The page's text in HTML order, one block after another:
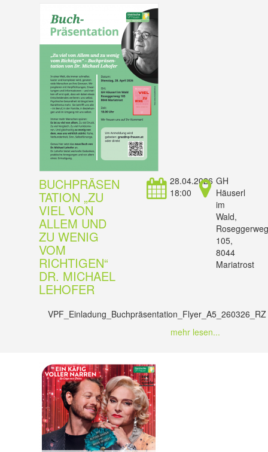
BUCHPRÄSEN
TATION „ZU
VIEL VON
ALLEM UND
ZU WENIG
VOM
RICHTIGEN“
DR. MICHAEL
LEHOFER
28.04.2026
18:00
GH
Häuserl
im
Wald,
Roseggerweg
105,
8044
Mariatrost
VPF_Einladung_Buchpräsentation_Flyer_A5_260326_RZ
mehr lesen...